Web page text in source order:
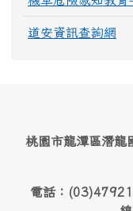
道安資訊查詢網
桃園市龍潭區潛
電話：